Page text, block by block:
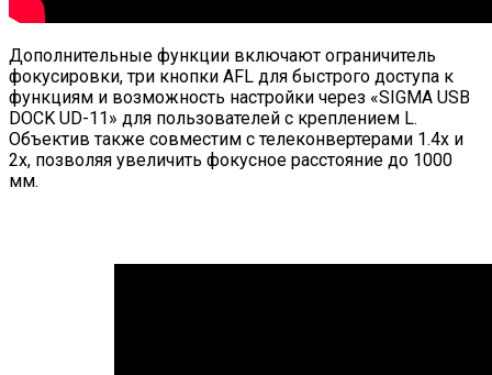
Дополнительные функции включают ограничитель
фокусировки, три кнопки AFL для быстрого доступа к
функциям и возможность настройки через «SIGMA USB
DOCK UD-11» для пользователей с креплением L.
Объектив также совместим с телеконвертерами 1.4x и
2x, позволяя увеличить фокусное расстояние до 1000
мм.